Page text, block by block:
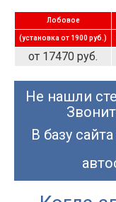
Лобовое
(установка от 1900 руб.)
от 17470 руб.
Не нашли
В базу